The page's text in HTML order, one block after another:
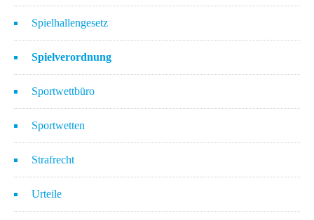
Spielhallengesetz
Spielverordnung
Sportwettbüro
Sportwetten
Strafrecht
Urteile